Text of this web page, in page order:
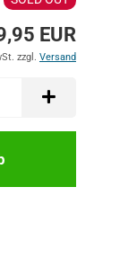
EUR
zzgl. Versand